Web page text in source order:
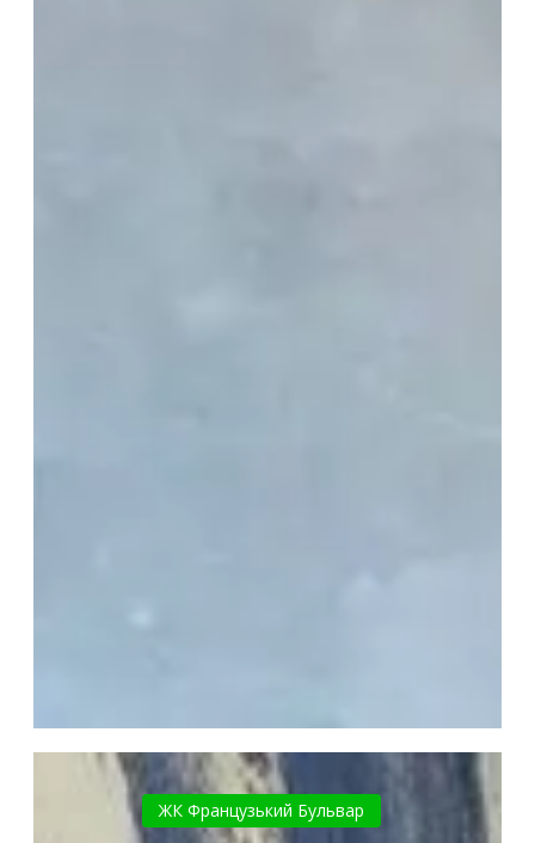
ЖК
Французький
Бульвар
ЖК Французький Бульвар